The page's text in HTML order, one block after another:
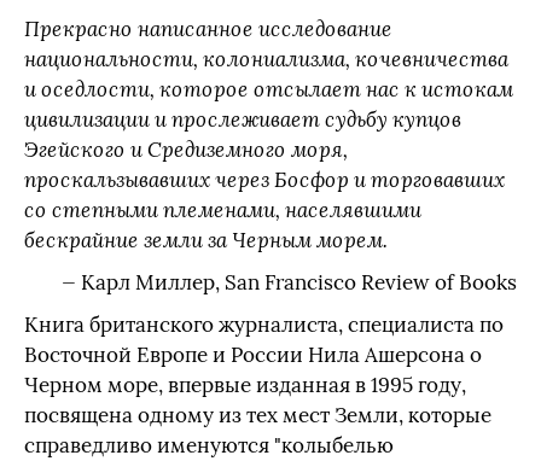
Прекрасно написанное исследование
национальности, колониализма, кочевничества
и оседлости, которое отсылает нас к истокам
цивилизации и прослеживает судьбу купцов
Эгейского и Средиземного моря,
проскальзывавших через Босфор и торговавших
со степными племенами, населявшими
бескрайние земли за Черным морем.
— Карл Миллер, San Francisco Review of Books
Книга британского журналиста, специалиста по
Восточной Европе и России Нила Ашерсона о
Черном море, впервые изданная в 1995 году,
посвящена одному из тех мест Земли, которые
справедливо именуются "колыбелью